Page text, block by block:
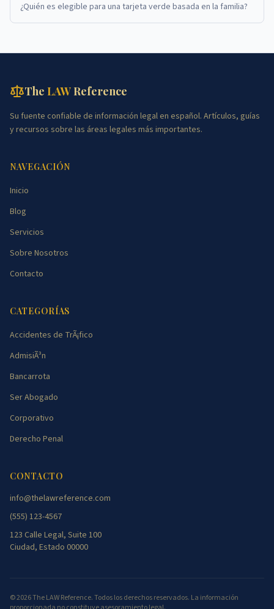
¿Quién es elegible para una tarjeta verde basada en la familia?
The LAWReference
Su fuente confiable de información legal en español. Artículos, guías
y recursos sobre las áreas legales más importantes.
NAVEGACIÓN
Inicio
Blog
Servicios
Sobre Nosotros
Contacto
CATEGORÍAS
Accidentes de TrÃ¡fico
AdmisiÃ³n
Bancarrota
Ser Abogado
Corporativo
Derecho Penal
CONTACTO
info@thelawreference.com
(555) 123-4567
123 Calle Legal, Suite 100
Ciudad, Estado 00000
©2026The LAW Reference. Todos los derechos reservados. La información